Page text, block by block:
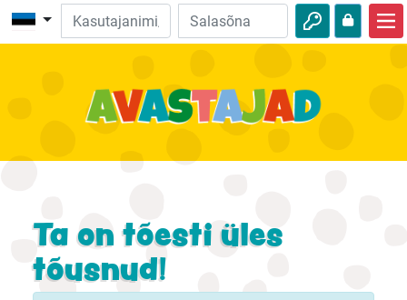
Piibliseiklused
Seiklused
Tegevused
Ta on tõesti üles
tõusnud!